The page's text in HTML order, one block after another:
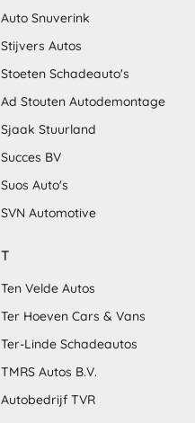
Auto Snuverink
Stijvers Autos
Stoeten Schadeauto's
Ad Stouten Autodemontage
Sjaak Stuurland
Succes BV
Suos Auto's
SVN Automotive
T
Ten Velde Autos
Ter Hoeven Cars & Vans
Ter-Linde Schadeautos
TMRS Autos B.V.
Autobedrijf TVR